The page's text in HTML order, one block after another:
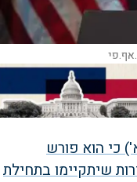
כי הוא פורש
שיתקיימו בתחילת